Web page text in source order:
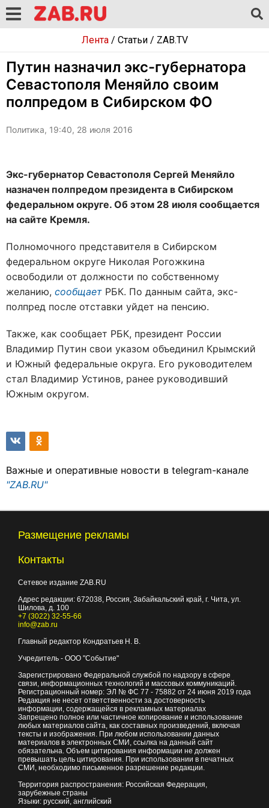
Лента/ Статьи/ ZAB.TV
Путин назначил экс-губернатора
Севастополя Меняйло своим
полпредом в Сибирском ФО
Политика, 19:40, 28 июля 2016
Экс-губернатор Севастополя Сергей Меняйло
назначен полпредом президента в Сибирском
федеральном округе. Об этом 28 июля сообщается
на сайте Кремля.
Полномочного представителя в Сибирском
федеральном округе Николая Рогожкина
освободили от должности по собственному
желанию, сообщает РБК. По данным сайта, экс-
полпред после отставки уйдет на пенсию.
Также, как сообщает РБК, президент России
Владимир Путин свои указом объединил Крымский
и Южный федеральные округа. Его руководителем
стал Владимир Устинов, ранее руководивший
Южным округом.
Важные и оперативные новости в telegram-канале
"ZAB.RU"
Размещение рекламы
Контакты
Сетевое издание ZAB.RU
Адрес редакции: 672038, Россия, Забайкальский край, г. Чита, ул.
Шилова, д. 100
+7 (3022) 32-55-66
info@zab.ru
Главный редактор Кондратьев Н. В.
Учредитель - ООО "Событие"
Зарегистрировано Федеральной службой по надзору в сфере
связи, информационных технологий и массовых коммуникаций.
Регистрационный номер: ЭЛ № ФС 77 - 75882 от 24 июня 2019 года
Редакция не несет ответственности за достоверность
информации, содержащейся в рекламных материалах
Запрещено полное или частичное копирование и использование
любых материалов сайта, как составных произведений, включая
тексты и изображения. При любом использовании данных
материалов в электронных СМИ, ссылка на данный сайт
обязательна. Объем цитирования информации не должен
превышать цель цитирования. При использовании в печатных
СМИ, необходимо письменное разрешение редакции.
Территория распространения: Российская Федерация,
зарубежные страны
Языки: русский, английский